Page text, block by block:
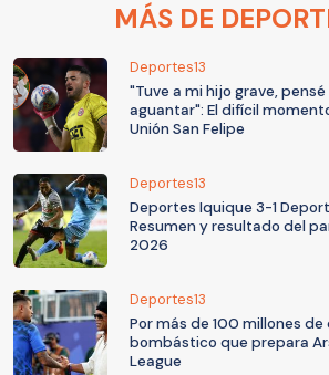
MÁS DE
Deportes13
"Tuve a mi hijo grave,
aguantar": El difícil
Unión San Felipe
Deportes13
Deportes Iquique 3-1
Resumen y resultado del
2026
Deportes13
Por más de 100 millones de
bombástico que prepara
League